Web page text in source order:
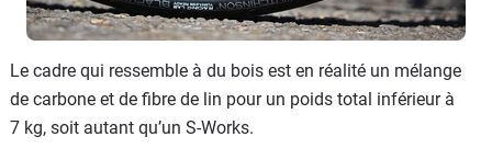
Le cadre qui ressemble à du bois est en réalité un mélange
de carbone et de fibre de lin pour un poids total inférieur à
7 kg, soit autant qu’un S-Works.